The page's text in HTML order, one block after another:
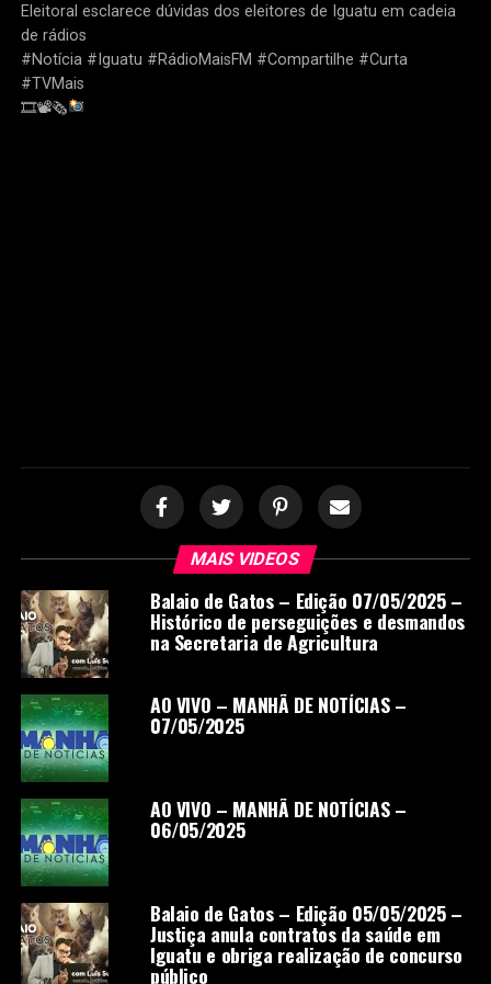
Eleitoral esclarece dúvidas dos eleitores de Iguatu em cadeia
de rádios
#Notícia #Iguatu #RádioMaisFM #Compartilhe #Curta
#TVMais
🎞📽🗞
MAIS VIDEOS
Balaio de Gatos – Edição 07/05/2025 –
Histórico de perseguições e desmandos
na Secretaria de Agricultura
AO VIVO – MANHÃ DE NOTÍCIAS –
07/05/2025
AO VIVO – MANHÃ DE NOTÍCIAS –
06/05/2025
Balaio de Gatos – Edição 05/05/2025 –
Justiça anula contratos da saúde em
Iguatu e obriga realização de concurso
público